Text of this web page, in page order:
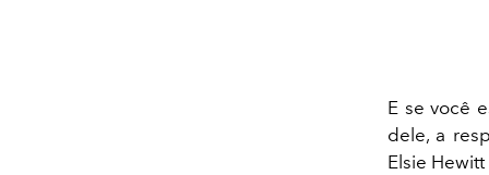
E se você
dele, a
Elsie